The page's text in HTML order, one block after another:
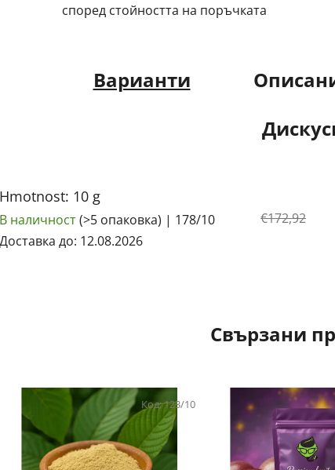
според стойността на поръчката
Варианти
Hmotnost: 10 g
В наличност(>5 опаковка) | 178/10
Доставка до: 12.08.2026
€172,92
Свързани
Код:123/10